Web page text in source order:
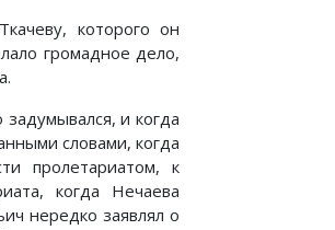
которого он
громадное дело,
и когда
словами, когда
пролетариатом, к
когда Нечаева
нередко заявлял о